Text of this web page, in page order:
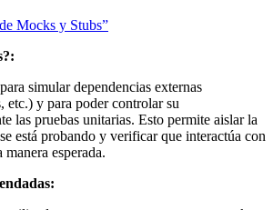
Mocks y Stubs”
simular dependencias externas
etc.) y para poder controlar su
las pruebas unitarias. Esto permite aislar la
está probando y verificar que interactúa con
manera esperada.